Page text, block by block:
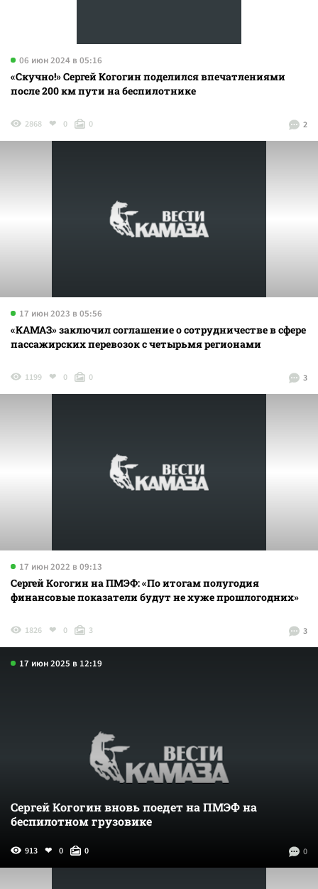
06 июн 2024 в 05:16
«Скучно!» Сергей Когогин поделился впечатлениями
после 200 км пути на беспилотнике
2
2868 0 0
17 июн 2023 в 05:56
«КАМАЗ» заключил соглашение о сотрудничестве в сфере
пассажирских перевозок с четырьмя регионами
3
1199 0 0
17 июн 2022 в 09:13
Сергей Когогин на ПМЭФ: «По итогам полугодия
финансовые показатели будут не хуже прошлогодних»
3
1826 0 3
17 июн 2025 в 12:19
Сергей Когогин вновь поедет на ПМЭФ на
беспилотном грузовике
0
913 0 0